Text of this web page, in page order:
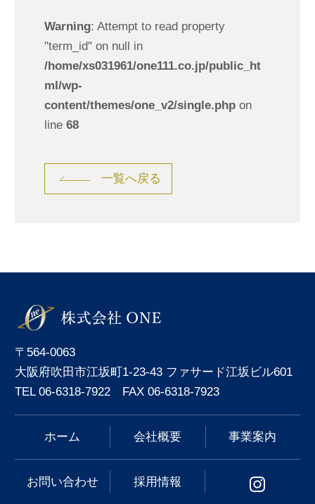
Warning: Attempt to read property
"term_id" on null in
/home/xs031961/one111.co.jp/public_ht
ml/wp-
content/themes/one_v2/single.phpon
line 68
一覧へ戻る
〒564-0063
大阪府吹田市江坂町1-23-43 ファサード江坂ビル601
TEL 06-6318-7922 FAX 06-6318-7923
ホーム 会社概要 事業案内
お問い合わせ 採用情報